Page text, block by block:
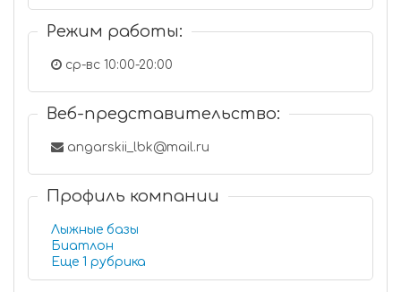
Режим работы:
ср-вс 10:00-20:00
Веб-представительство:
angarskii_lbk@mail.ru
Профиль компании
Лыжные базы
Биатлон
Еще 1 рубрика